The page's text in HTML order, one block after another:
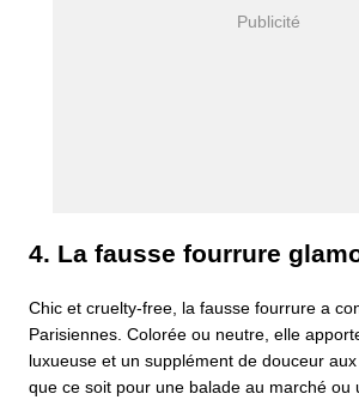
4. La fausse fourrure
Chic et cruelty-free, la fausse fourrure a
Parisiennes. Colorée ou neutre, elle
luxueuse et un supplément de douceur
que ce soit pour une balade au marché ou